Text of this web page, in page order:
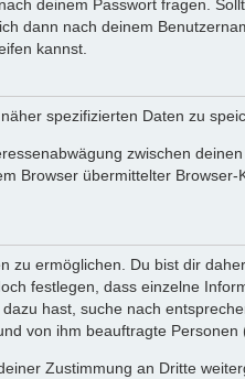
deinem Passwort fragen.
dann nach deinem
kannst.
spezifizierten Daten zu
zwischen
Browser übermittelter
zu ermöglichen. Du bist dir
festlegen, dass einzelne
hast, suche nach
von ihm beauftragte Personen
Zustimmung an Dritte